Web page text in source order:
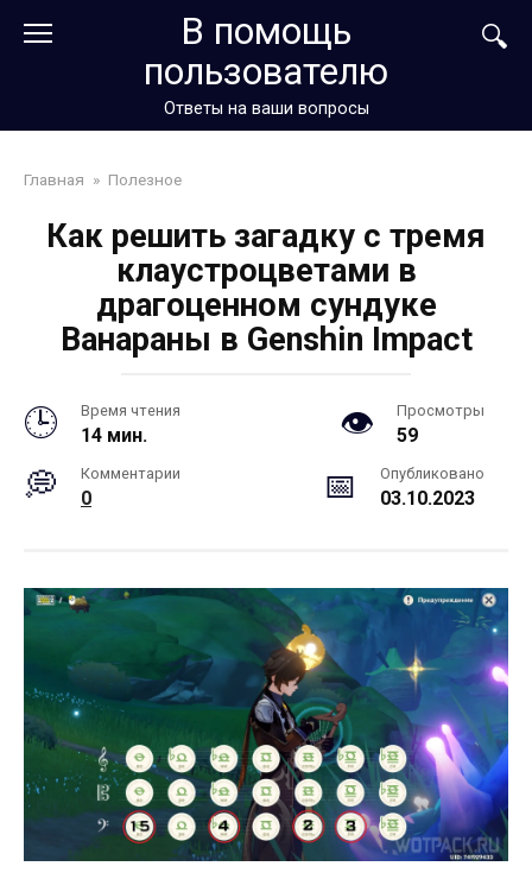
В помощь
пользователю
Ответы на ваши вопросы
Главная » Полезное
Как решить загадку с тремя
клаустроцветами в
драгоценном сундуке
Ванараны в Genshin Impact
Время чтения
14 мин.
Просмотры
59
Комментарии
0
Опубликовано
03.10.2023